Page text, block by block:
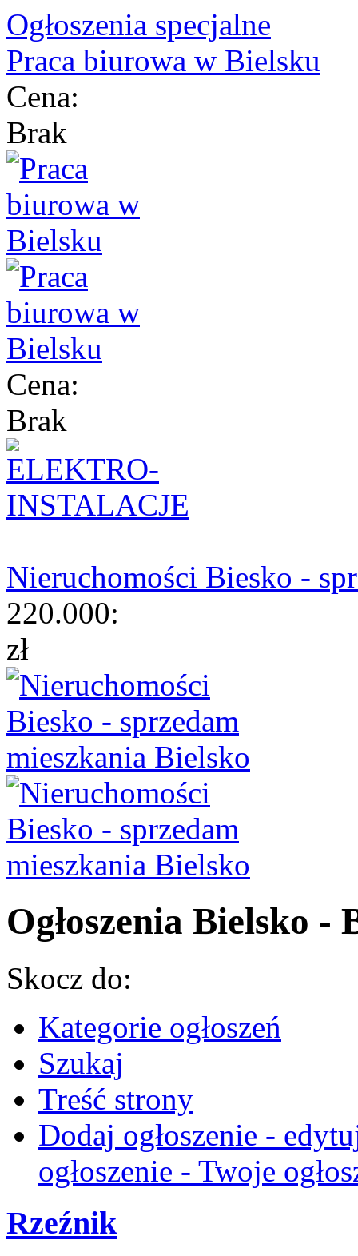
Ogłoszenia specjalne
Praca biurowa w Bielsku
Cena:
Brak
Cena:
Brak
Nieruchomości Biesko -
220.000:
zł
Ogłoszenia Bielsko -
Skocz do:
Kategorie ogłoszeń
Szukaj
Treść strony
Dodaj ogłoszenie -
ogłoszenie - Twoje
Rzeźnik